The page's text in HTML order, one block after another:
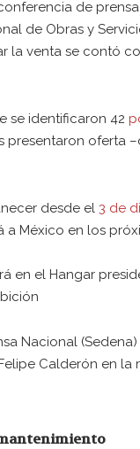
de
de Obras y
la venta se contó
se identificaron 42
presentaron oferta
desde el 3 de
a México en los
en el Hangar
Nacional
Calderón en la